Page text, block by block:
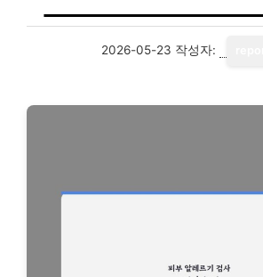
2026-05-23 작성자: